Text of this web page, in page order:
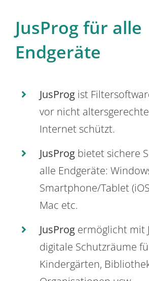
JusProg für alle
Endgeräte
JusProg ist
vor nicht
Internet schützt.
JusProg bietet sichere
alle Endgeräte:
Smartphone/Tablet
Mac etc.
JusProg ermöglicht mit
digitale Schutzräume
Kindergärten,